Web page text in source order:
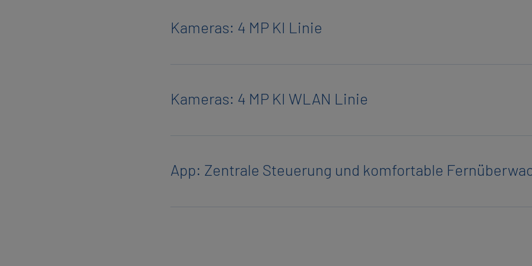
Ka­me­ras: 4 MP KI Linie
Ka­me­ras: 4 MP KI WLAN Linie
App: Zen­tra­le Steue­rung und kom­for­ta­ble